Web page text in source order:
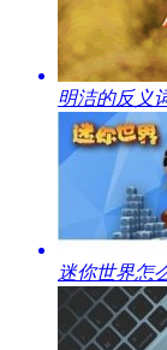
明洁的反义
迷你世界怎